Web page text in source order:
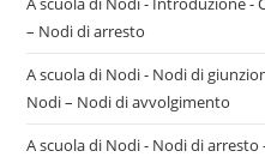
– Nodi di arresto
A scuola di Nodi - Nodi di
Nodi – Nodi di avvolgimento
A scuola di Nodi - Nodi di arresto